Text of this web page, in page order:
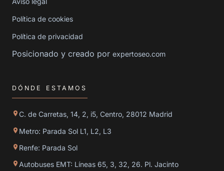
Política de cookies
Política de privacidad
Posicionado y creado por expertoseo.com
DÓNDE ESTAMOS
C. de Carretas, 14, 2, i5, Centro, 28012 Madrid
Metro: Parada Sol L1, L2, L3
Renfe: Parada Sol
Autobuses EMT: Líneas 65, 3, 32, 26. Pl. Jacinto